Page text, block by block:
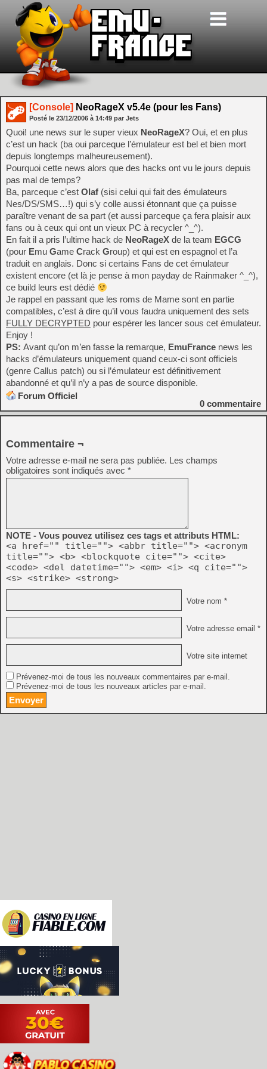
[Console] NeoRageX v5.4e (pour les Fans)
Posté le 23/12/2006 à 14:49 par Jets
Quoi! une news sur le super vieux NeoRageX? Oui, et en plus
c’est un hack (ba oui parceque l’émulateur est bel et bien mort
depuis longtemps malheureusement).
Pourquoi cette news alors que des hacks ont vu le jours depuis
pas mal de temps?
Ba, parceque c’est Olaf (sisi celui qui fait des émulateurs
Nes/DS/SMS…!) qui s’y colle aussi étonnant que ça puisse
paraître venant de sa part (et aussi parceque ça fera plaisir aux
fans ou à ceux qui ont un vieux PC à recycler ^_^).
En fait il a pris l’ultime hack de NeoRageX de la team EGCG
(pour Emu Game Crack Group) et qui est en espagnol et l’a
traduit en anglais. Donc si certains Fans de cet émulateur
existent encore (et là je pense à mon payday de Rainmaker ^_^),
ce build leurs est dédié
Je rappel en passant que les roms de Mame sont en partie
compatibles, c’est à dire qu’il vous faudra uniquement des sets
FULLY DECRYPTED pour espérer les lancer sous cet émulateur.
Enjoy !
PS: Avant qu’on m’en fasse la remarque, EmuFrance news les
hacks d’émulateurs uniquement quand ceux-ci sont officiels
(genre Callus patch) ou si l’émulateur est définitivement
abandonné et qu’il n’y a pas de source disponible.
Forum Officiel
0 commentaire
Commentaire ¬
Votre adresse e-mail ne sera pas publiée. Les champs
obligatoires sont indiqués avec *
NOTE - Vous pouvez utilisez ces tags et attributs HTML:
<a href="" title=""> <abbr title=""> <acronym
title=""> <b> <blockquote cite=""> <cite>
<code> <del datetime=""> <em> <i> <q cite="">
<s> <strike> <strong>
Votre nom *
Votre adresse email *
Votre site internet
Prévenez-moi de tous les nouveaux commentaires par e-mail.
Prévenez-moi de tous les nouveaux articles par e-mail.